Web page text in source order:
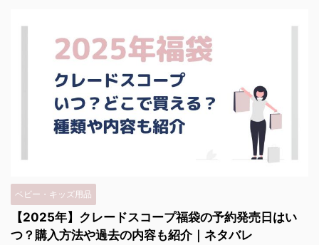
ベビー・キッズ用品
【2025年】クレードスコープ福袋の予約発売日はい
つ？購入方法や過去の内容も紹介｜ネタバレ